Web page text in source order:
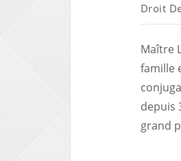
Droit
Maître
famille
depuis
grand